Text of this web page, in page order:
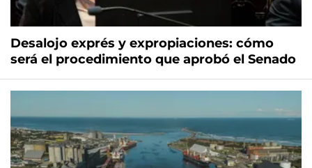
Desalojo exprés y expropiaciones: cómo
será el procedimiento que aprobó el Senado